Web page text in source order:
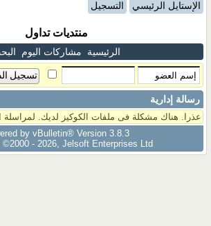
الإستايل الرئيسي التسجيل
منتديات تداول
الرئيسية مشاركات اليوم
رسالة إدارية
عذرا. هناك مشكلة فى ملفات الكوكيز لديك. لمراسلة
by vBulletin® Version 3.8.3
©2000 - 2026, Jelsoft Enterprises Ltd.